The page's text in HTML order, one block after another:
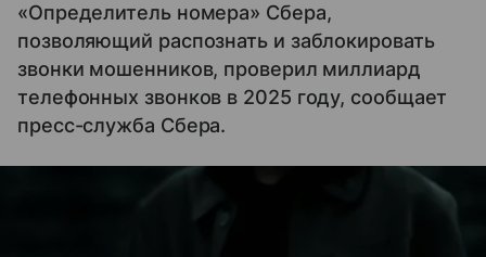
«Определитель номера» Сбера,
позволяющий распознать и заблокировать
звонки мошенников, проверил миллиард
телефонных звонков в 2025 году, сообщает
пресс-служба Сбера.